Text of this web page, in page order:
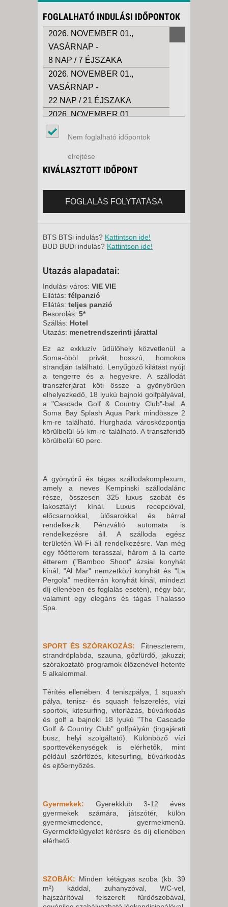
FOGLALHATÓ INDULÁSI IDŐPONTOK
2026. NOVEMBER 01.,
VASÁRNAP -
8 NAP / 7 ÉJSZAKA
2026. NOVEMBER 01.,
VASÁRNAP -
22 NAP / 21 ÉJSZAKA
2026. NOVEMBER 01.,
VASÁRNAP -
10 NAP / 9 ÉJSZAKA
2026. NOVEMBER 01.,
VASÁRNAP -
2026. NOVEMBER 02., HÉTFŐ -
2026. NOVEMBER 02., HÉTFŐ -
2026. NOVEMBER 03., KEDD -
10 NAP / 9 ÉJSZAKA
2026. NOVEMBER 03., KEDD -
8 NAP / 7 ÉJSZAKA
2026. NOVEMBER 03., KEDD -
2026. NOVEMBER 04., SZERDA
-
15 NAP / 14 ÉJSZAKA
2026. NOVEMBER 04., SZERDA
-
10 NAP / 9 ÉJSZAKA
2026. NOVEMBER 04., SZERDA
2026. NOVEMBER 04., SZERDA
-
8 NAP / 7 ÉJSZAKA
2026. NOVEMBER 05.,
CSÜTÖRTÖK -
15 NAP / 14 ÉJSZAKA
2026. NOVEMBER 05.,
CSÜTÖRTÖK -
8 NAP / 7 ÉJSZAKA
2026. NOVEMBER 05.,
CSÜTÖRTÖK -
CSÜTÖRTÖK -
22 NAP / 21 ÉJSZAKA
-
22 NAP / 21 ÉJSZAKA
2026. NOVEMBER 06., PÉNTEK
-
10 NAP / 9 ÉJSZAKA
2026. NOVEMBER 06., PÉNTEK
2026. NOVEMBER 06., PÉNTEK
-
8 NAP / 7 ÉJSZAKA
2026. NOVEMBER 07.,
2026. NOVEMBER 07.,
SZOMBAT -
Nem foglalható időpontok
elrejtése
KIVÁLASZTOTT IDŐPONT
FOGLALÁS FOLYTATÁSA
BTS BTSi indulás? Kattintson ide!
BUD BUDi indulás? Kattintson ide!
Utazás alapadatai:
Indulási város: VIE VIE
Ellátás: félpanzió
Ellátás: teljes panzió
Besorolás: 5*
Szállás: Hotel
Utazás: menetrendszerinti járattal
Ez az exkluzív üdülőhely közvetlenül a
Soma-öböl privát, hosszú, homokos
strandján található. Lenyűgöző kilátást nyújt
a tengerre és a hegyekre. A szállodát
transzferjárat köti össze a gyönyörűen
elhelyezkedő, 18 lyukú bajnoki golfpályával,
a "Cascade Golf & Country Club"-bal. A
Soma Bay Splash Aqua Park mindössze 2
km-re található. Hurghada városközpontja
körülbelül 55 km-re található. A transzferidő
körülbelül 60 perc.
A gyönyörű és tágas szállodakomplexum,
amely a neves Kempinski szállodalánc
része, összesen 325 luxus szobát és
lakosztályt kínál. Luxus recepcióval,
előcsarnokkal, ülősarokkal és bárral
rendelkezik. Pénzváltó automata is
rendelkezésre áll. A szálloda egész
területén Wi-Fi áll rendelkezésre. Van még
egy főétterem terasszal, három à la carte
étterem ("Bamboo Shoot" ázsiai konyhát
kínál, "Al Mar" nemzetközi konyhát és "La
Pergola" mediterrán konyhát kínál, mindezt
díj ellenében és foglalás esetén), négy bár,
valamint egy elegáns és tágas Thalasso
Spa.
SPORT ÉS SZÓRAKOZÁS: Fitneszterem,
strandröplabda, szauna, gőzfürdő, jakuzzi;
szórakoztató programok élőzenével hetente
5 alkalommal.
Térítés ellenében: 4 teniszpálya, 1 squash
pálya, tenisz- és squash felszerelés, vízi
sportok, kitesurfing, vitorlázás, búvárkodás
és golf a bajnoki 18 lyukú "The Cascade
Golf & Country Club" golfpályán (ingajárati
busz, helyi szolgáltató). Különböző vízi
sporttevékenységek is elérhetők, mint
például szörfözés, kitesurfing, búvárkodás
és ejtőernyőzés.
Gyermekek: Gyerekklub 3-12 éves
gyermekek számára, játszótér, külön
gyermekmedence, gyermekmenü.
Gyermekfelügyelet kérésre és díj ellenében
elérhető.
SZOBÁK: Minden kétágyas szoba (kb. 39
m²) káddal, zuhanyzóval, WC-vel,
hajszárítóval felszerelt fürdőszobával,